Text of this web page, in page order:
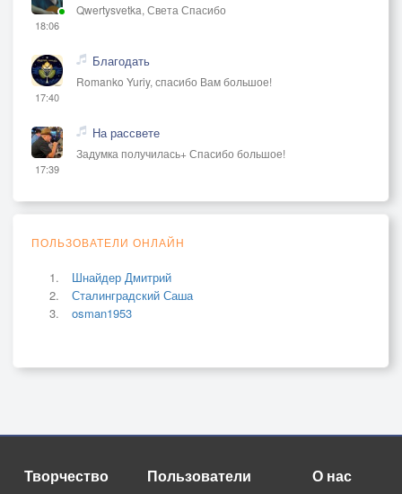
18:06
Qwertysvetka, Света Спасибо
17:40
Благодать
Romanko Yuriy, спасибо Вам большое!
17:39
На рассвете
Задумка получилась+ Спасибо большое!
ПОЛЬЗОВАТЕЛИ ОНЛАЙН
Шнайдер Дмитрий
Сталинградский Саша
osman1953
Творчество Пользователи О нас